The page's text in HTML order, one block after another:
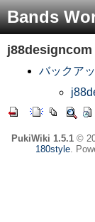
Bands
j88designcom
バックア
PukiWiki 1.5.1©
180style.